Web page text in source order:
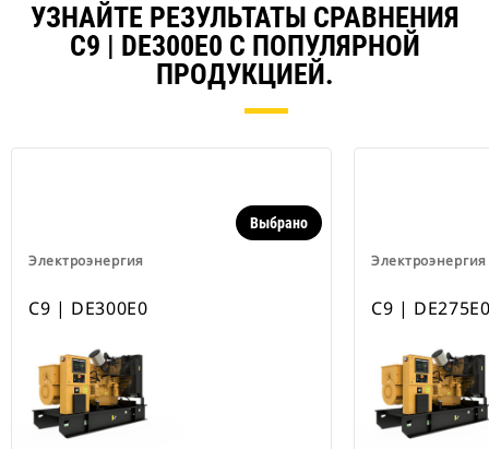
УЗНАЙТЕ РЕЗУЛЬТАТЫ СРАВНЕНИЯ
C9 | DE300E0 С ПОПУЛЯРНОЙ
ПРОДУКЦИЕЙ.
Электроэнергия
Выбрано
C9 | DE300E0
Электроэнергия
C9 |